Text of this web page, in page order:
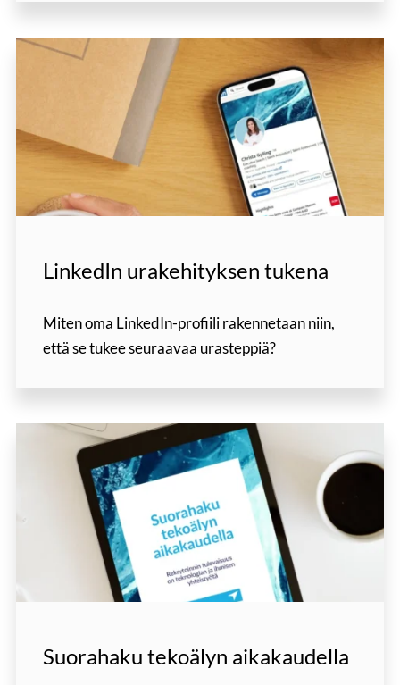
LinkedIn urakehityksen tukena
Miten oma LinkedIn-profiili rakennetaan niin,
että se tukee seuraavaa urasteppiä?
Suorahaku tekoälyn aikakaudella